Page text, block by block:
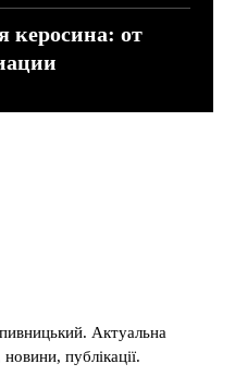
керосина: от
Актуальна
публікації.